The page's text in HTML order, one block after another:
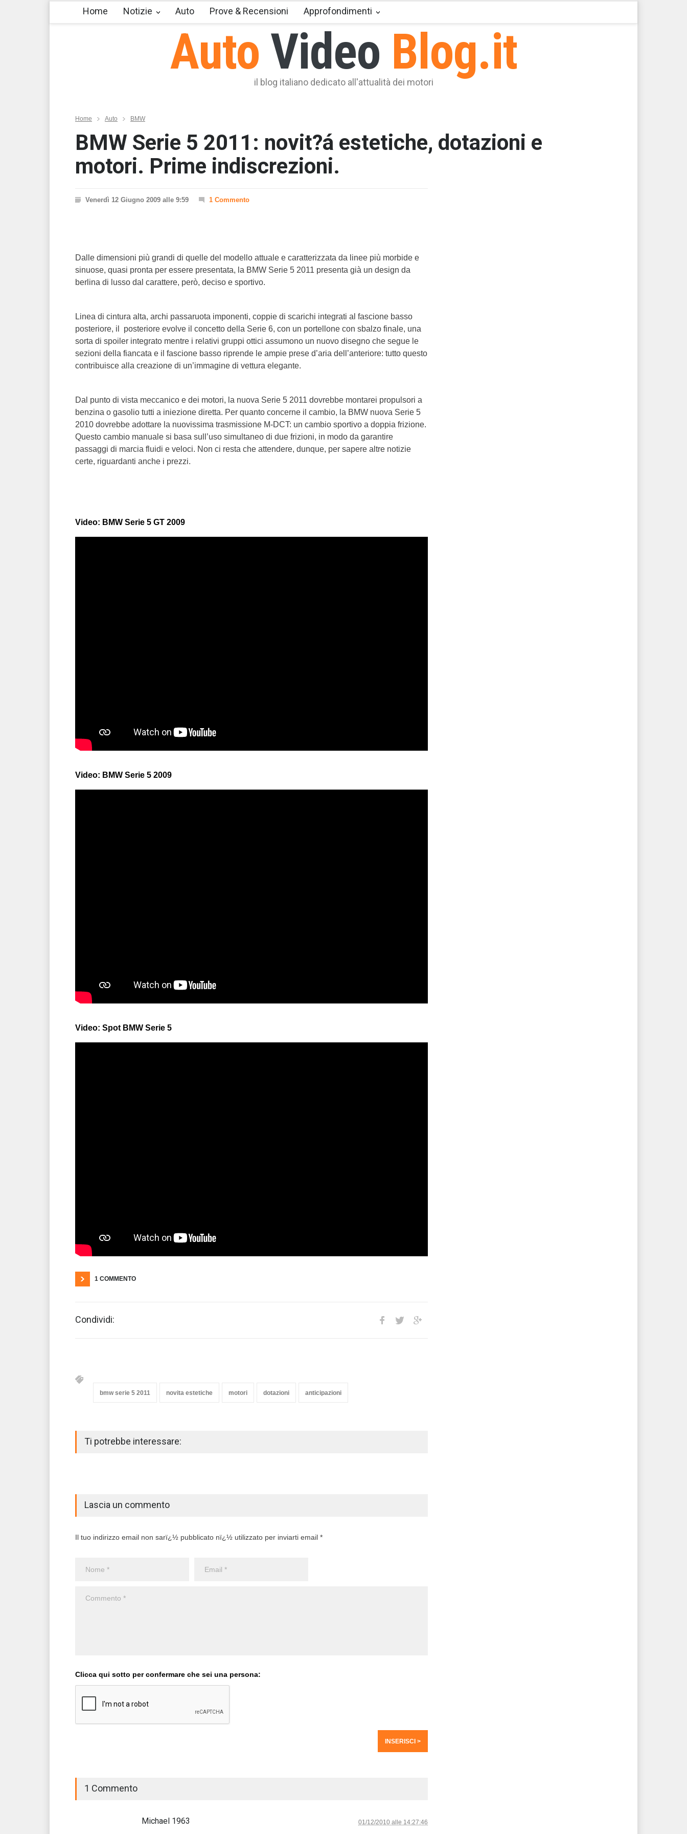
Auto Video Blog.it
il blog italiano dedicato all'attualità dei motori
Home Notizie Auto Prove & Recensioni Approfondimenti
Home Auto BMW
BMW Serie 5 2011: novit?á estetiche, dotazioni e
motori. Prime indiscrezioni.
Venerdì 12 Giugno 2009 alle 9:59 1 Commento
Dalle dimensioni più grandi di quelle del modello attuale e caratterizzata da linee più morbide e
sinuose, quasi pronta per essere presentata, la BMW Serie 5 2011 presenta già un design da
berlina di lusso dal carattere, però, deciso e sportivo.
Linea di cintura alta, archi passaruota imponenti, coppie di scarichi integrati al fascione basso
posteriore, il posteriore evolve il concetto della Serie 6, con un portellone con sbalzo finale, una
sorta di spoiler integrato mentre i relativi gruppi ottici assumono un nuovo disegno che segue le
sezioni della fiancata e il fascione basso riprende le ampie prese d’aria dell’anteriore: tutto questo
contribuisce alla creazione di un’immagine di vettura elegante.
Dal punto di vista meccanico e dei motori, la nuova Serie 5 2011 dovrebbe montarei propulsori a
benzina o gasolio tutti a iniezione diretta. Per quanto concerne il cambio, la BMW nuova Serie 5
2010 dovrebbe adottare la nuovissima trasmissione M-DCT: un cambio sportivo a doppia frizione.
Questo cambio manuale si basa sull’uso simultaneo di due frizioni, in modo da garantire
passaggi di marcia fluidi e veloci. Non ci resta che attendere, dunque, per sapere altre notizie
certe, riguardanti anche i prezzi.
Video: BMW Serie 5 GT 2009
Video: BMW Serie 5 2009
Video: Spot BMW Serie 5
1 COMMENTO
Condividi:
bmw serie 5 2011 novita estetiche motori dotazioni anticipazioni
Ti potrebbe interessare:
Lascia un commento
Il tuo indirizzo email non sarï¿½ pubblicato nï¿½ utilizzato per inviarti email *
Clicca qui sotto per confermare che sei una persona:
1 Commento
Michael 1963 01/12/2010 alle 14:27:46